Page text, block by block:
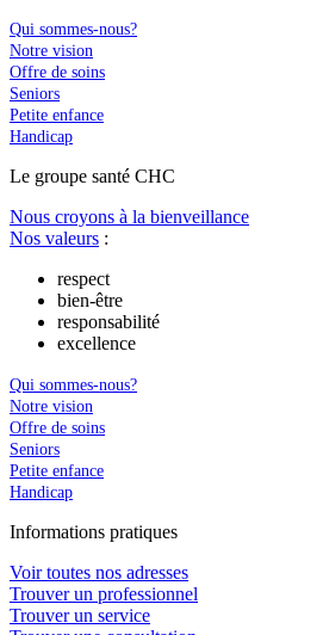
Qui sommes-nous?
Notre vision
Offre de soins
Seniors
Petite enfance
Handicap
Le groupe santé CHC
Nous croyons à la bienveillance
Nos valeurs :
respect
bien-être
responsabilité
excellence
Qui sommes-nous?
Notre vision
Offre de soins
Seniors
Petite enfance
Handicap
Informations pratiques
Voir toutes nos adresses
Trouver un professionnel
Trouver un service